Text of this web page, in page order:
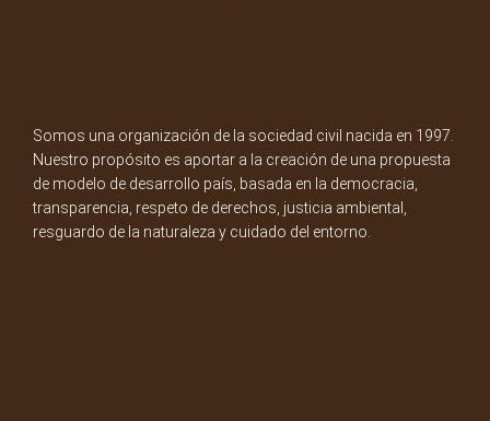
Somos una organización de la sociedad civil nacida en 1997.
Nuestro propósito es aportar a la creación de una propuesta
de modelo de desarrollo país, basada en la democracia,
transparencia, respeto de derechos, justicia ambiental,
resguardo de la naturaleza y cuidado del entorno.